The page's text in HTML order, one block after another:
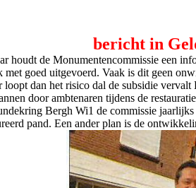
bericht in
houdt de Monumentencommissie een
met goed uitgevoerd. Vaak is dit geen
loopt dan het risico dal de subsidie
door ambtenaren tijdens de
Bergh Wi1 de commissie
pand. Een ander plan is de